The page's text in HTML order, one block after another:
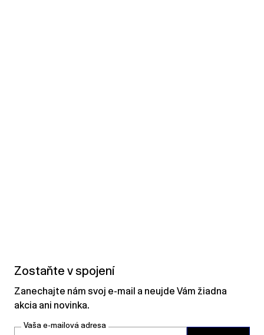
Zostaňte v spojení
Zanechajte nám svoj e-mail a neujde Vám žiadna
akcia ani novinka.
Vaša e-mailová adresa